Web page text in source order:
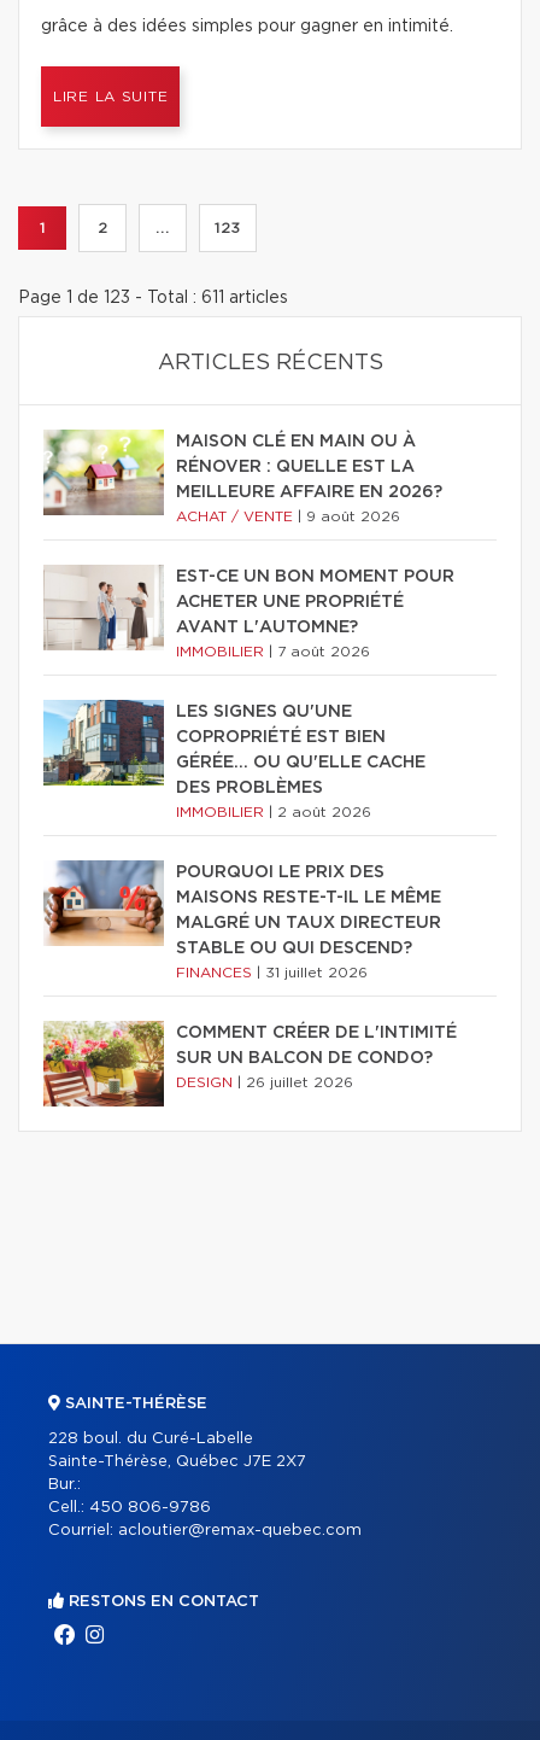
grâce à des idées simples pour gagner en intimité.
LIRE LA SUITE
1 2 ... 123
Page 1 de 123 - Total : 611 articles
ARTICLES RÉCENTS
MAISON CLÉ EN MAIN OU À
RÉNOVER : QUELLE EST LA
MEILLEURE AFFAIRE EN 2026?
ACHAT / VENTE 9 août 2026
EST-CE UN BON MOMENT POUR
ACHETER UNE PROPRIÉTÉ
AVANT L'AUTOMNE?
IMMOBILIER 7 août 2026
LES SIGNES QU'UNE
COPROPRIÉTÉ EST BIEN
GÉRÉE… OU QU'ELLE CACHE
DES PROBLÈMES
IMMOBILIER 2 août 2026
POURQUOI LE PRIX DES
MAISONS RESTE-T-IL LE MÊME
MALGRÉ UN TAUX DIRECTEUR
STABLE OU QUI DESCEND?
FINANCES 31 juillet 2026
COMMENT CRÉER DE L'INTIMITÉ
SUR UN BALCON DE CONDO?
DESIGN 26 juillet 2026
SAINTE-THÉRÈSE
228 boul. du Curé-Labelle
Sainte-Thérèse, Québec J7E 2X7
Bur.:
Cell.: 450 806-9786
Courriel: acloutier@remax-quebec.com
RESTONS EN CONTACT